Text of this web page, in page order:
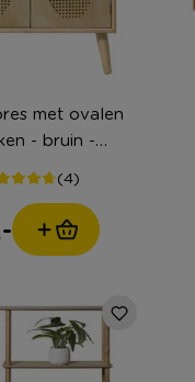
met ovalen
- bruin -
cm
(4)